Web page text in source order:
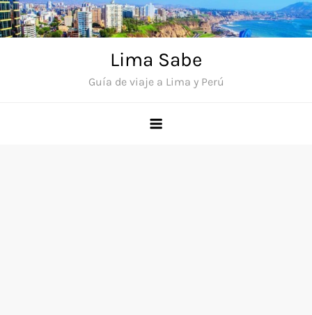
Saltar
al
Lima Sabe
Guía de viaje a Lima y Perú